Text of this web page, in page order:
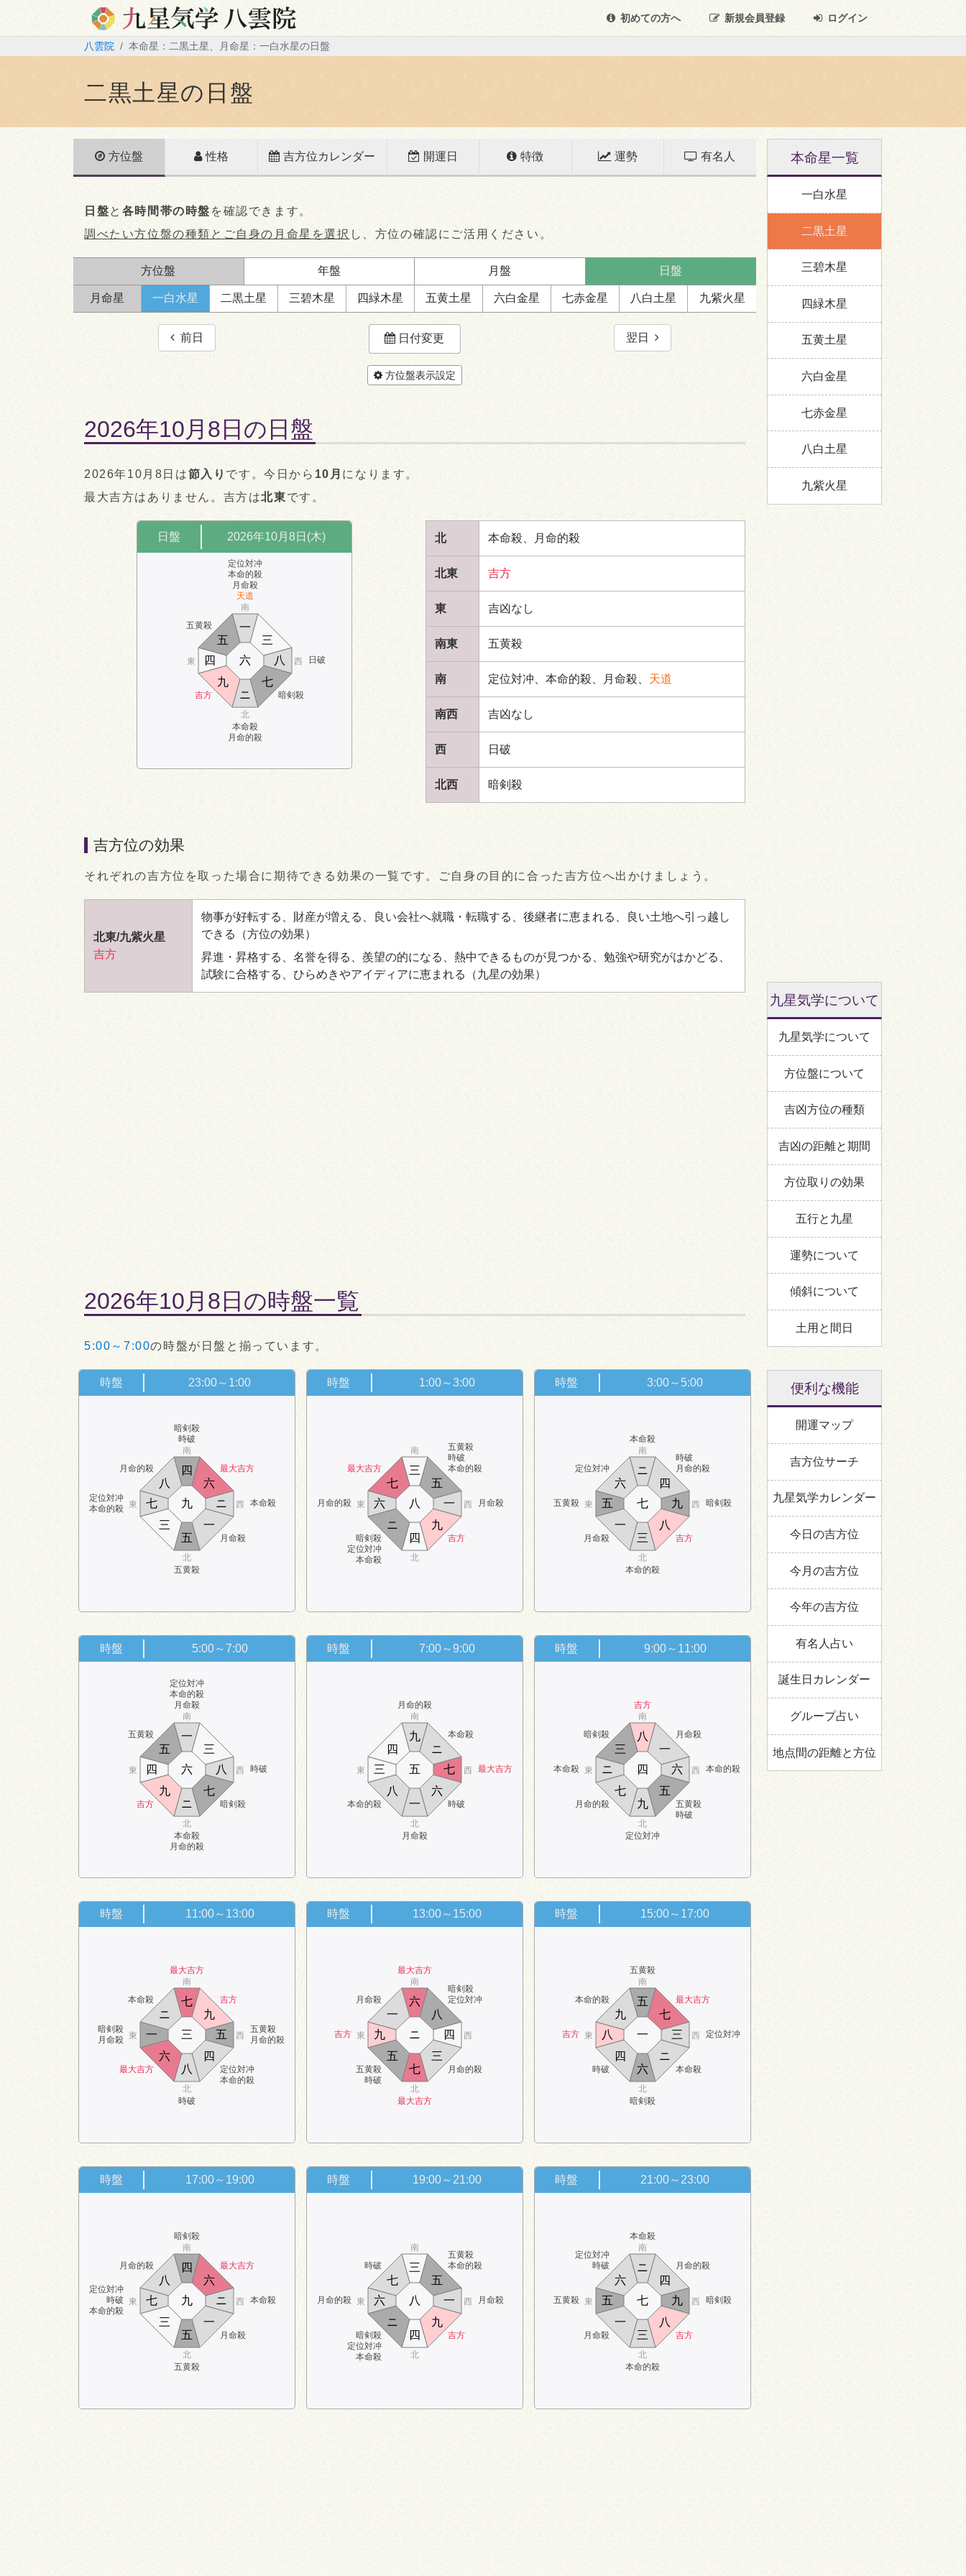
初めての方へ 新規会員登録 ログイン
八雲院 本命星：二黒土星、月命星：一白水星の日盤
二黒土星の日盤
方位盤 性格 吉方位カレンダー 開運日 特徴 運勢 有名人
日盤と 各時間帯の時盤 を確認できます。
調べたい方位盤の種類とご自身の月命星を選択 し、方位の確認にご活用ください。
方位盤 年盤 月盤 日盤
月命星 一白水星 二黒土星 三碧木星 四緑木星 五黄土星 六白金星 七赤金星 八白土星 九紫火星
前日 日付変更 翌日
方位盤表示設定
2026年10月8日の日盤
2026年10月8日は節入り です。今日から 10月 になります。
最大吉方はありません。吉方は北東です。
日盤 2026年10月8日(木)
五黄殺
定位対冲
本命的殺
月命殺
天道
日破
吉方
本命殺
月命的殺
暗剣殺
南
北
東 西
ニ
三
四
五
六
七
八
九
一
北 本命殺、月命的殺
北東 吉方
東 吉凶なし
南東 五黄殺
南 定位対冲、本命的殺、月命殺、 天道
南西 吉凶なし
西 日破
北西 暗剣殺
吉方位の効果
それぞれの吉方位を取った場合に期待できる効果の一覧です。ご自身の目的に合った吉方位へ出かけましょう。
北東/九紫火星
吉方
物事が好転する、財産が増える、良い会社へ就職・転職する、後継者に恵まれる、良い土地へ引っ越し
できる
（方位の効果）
昇進・昇格する、名誉を得る、羨望の的になる、熱中できるものが見つかる、勉強や研究がはかどる、
試験に合格する、ひらめきやアイディアに恵まれる
（九星の効果）
2026年10月8日の時盤一覧
5:00～7:00の時盤が日盤と揃っています。
時盤 23:00～1:00
月命的殺
暗剣殺
時破
最大吉方
定位対冲
本命的殺
本命殺
五黄殺
月命殺
南
北
東 西
五
六
七
八
九
一
ニ
三
四
時盤 1:00～3:00
最大吉方
五黄殺
時破
本命的殺
月命的殺 月命殺
暗剣殺
定位対冲
本命殺
吉方
南
北
東 西
四
五
六
七
八
九
一
ニ
三
時盤 3:00～5:00
定位対冲
本命殺
時破
月命的殺
五黄殺 暗剣殺
月命殺
本命的殺
吉方
南
北
東 西
三
四
五
六
七
八
九
一
ニ
時盤 5:00～7:00
五黄殺
定位対冲
本命的殺
月命殺
時破
吉方
本命殺
月命的殺
暗剣殺
南
北
東 西
ニ
三
四
五
六
七
八
九
一
時盤 7:00～9:00
月命的殺
本命殺
最大吉方
本命的殺
月命殺
時破
南
北
東 西
一
ニ
三
四
五
六
七
八
九
時盤 9:00～11:00
暗剣殺
吉方
月命殺
本命殺 本命的殺
月命的殺
定位対冲
五黄殺
時破
南
北
東 西
九
一
ニ
三
四
五
六
七
八
時盤 11:00～13:00
本命殺
最大吉方
吉方
暗剣殺
月命殺
五黄殺
月命的殺
最大吉方
時破
定位対冲
本命的殺
南
北
東 西
八
九
一
ニ
三
四
五
六
七
時盤 13:00～15:00
月命殺
最大吉方
暗剣殺
定位対冲
吉方
五黄殺
時破
最大吉方
月命的殺
南
北
東 西
七
八
九
一
ニ
三
四
五
六
時盤 15:00～17:00
本命的殺
五黄殺
最大吉方
吉方 定位対冲
時破
暗剣殺
本命殺
南
北
東 西
六
七
八
九
一
ニ
三
四
五
時盤 17:00～19:00
月命的殺
暗剣殺
最大吉方
定位対冲
時破
本命的殺
本命殺
五黄殺
月命殺
南
北
東 西
五
六
七
八
九
一
ニ
三
四
時盤 19:00～21:00
時破
五黄殺
本命的殺
月命的殺 月命殺
暗剣殺
定位対冲
本命殺
吉方
南
北
東 西
四
五
六
七
八
九
一
ニ
三
時盤 21:00～23:00
定位対冲
時破
本命殺
月命的殺
五黄殺 暗剣殺
月命殺
本命的殺
吉方
南
北
東 西
三
四
五
六
七
八
九
一
ニ
本命星一覧
一白水星
二黒土星
三碧木星
四緑木星
五黄土星
六白金星
七赤金星
八白土星
九紫火星
九星気学について
九星気学について
方位盤について
吉凶方位の種類
吉凶の距離と期間
方位取りの効果
五行と九星
運勢について
傾斜について
土用と間日
便利な機能
開運マップ
吉方位サーチ
九星気学カレンダー
今日の吉方位
今月の吉方位
今年の吉方位
有名人占い
誕生日カレンダー
グループ占い
地点間の距離と方位